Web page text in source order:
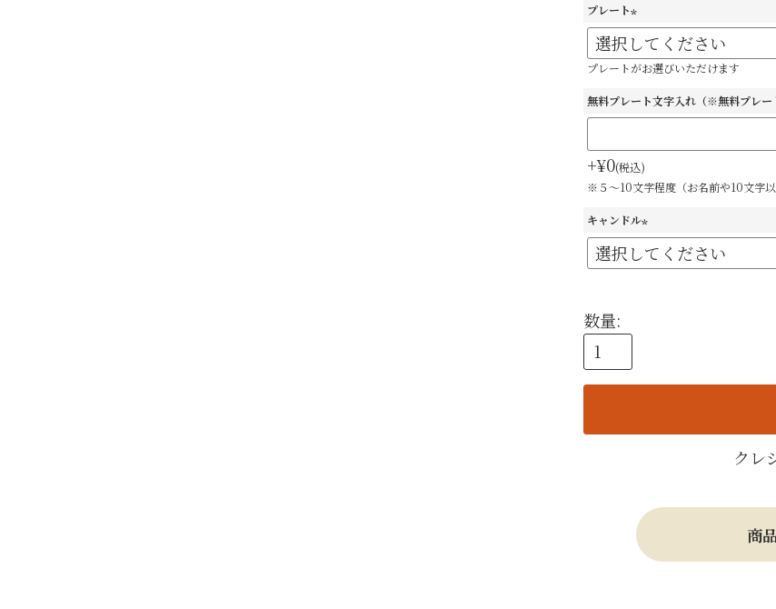
)
プレート
(
必
須
プレートがお選びいただけます
無料プレート文字入れ（※無料プレー
+¥0 税込
※５～10文字程度（お名前や10文字以
キャンドル
必
クレ
商